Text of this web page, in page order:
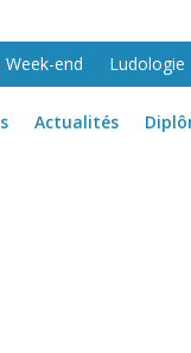
Week-end Ludologie
Actualités